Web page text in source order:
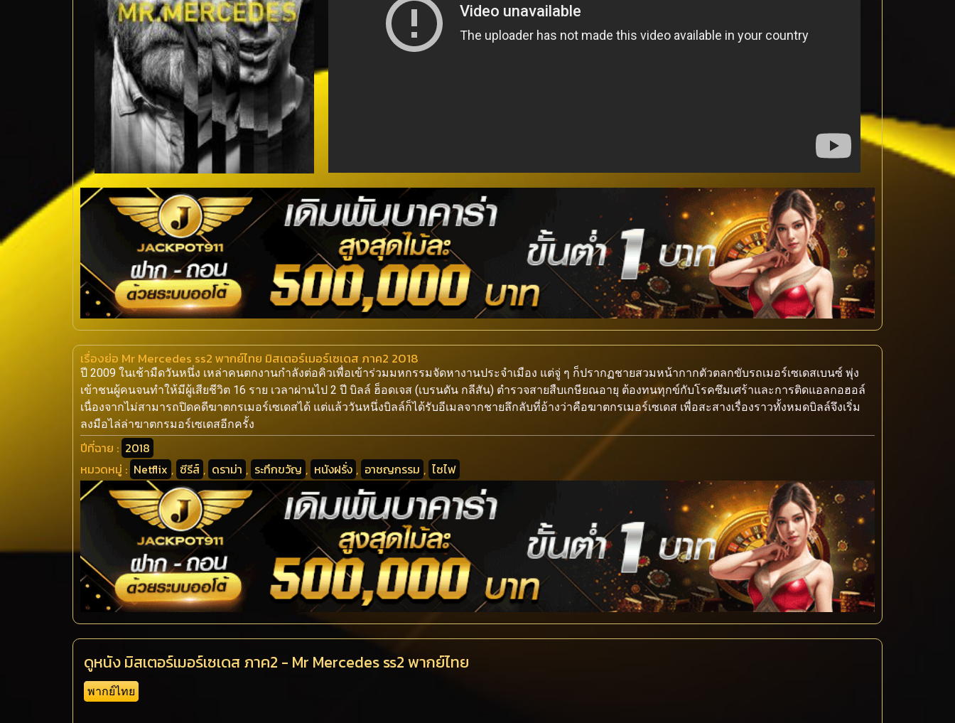
เรื่องย่อ Mr Mercedes ss2 พากย์ไทย มิสเตอร์เมอร์เซเดส ภาค2 2018
ปี 2009 ในเช้ามืดวันหนึ่ง เหล่าคนตกงานกำลังต่อคิวเพื่อเข้าร่วมมหกรรมจัดหางานประจำเมือง แต่จู่ ๆ ก็ปรากฏชายสวมหน้ากากตัวตลกขับรถเมอร์เซเดสเบนซ์ พุ่ง
เข้าชนผู้คนจนทำให้มีผู้เสียชีวิต 16 ราย เวลาผ่านไป 2 ปี บิลล์ ฮ็อดเจส (เบรนดัน กลีสัน) ตำรวจสายสืบเกษียณอายุ ต้องทนทุกข์กับโรคซึมเศร้าและการติดแอลกอฮอล์
เนื่องจากไม่สามารถปิดคดีฆาตกรเมอร์เซเดสได้ แต่แล้ววันหนึ่งบิลล์ก็ได้รับอีเมลจากชายลึกลับที่อ้างว่าคือฆาตกรเมอร์เซเดส เพื่อสะสางเรื่องราวทั้งหมดบิลล์จึงเริ่ม
ลงมือไล่ล่าฆาตกรมอร์เซเดสอีกครั้ง
ปีที่ฉาย : 2018
หมวดหมู่ : Netflix , ซีรีส์ , ดราม่า , ระทึกขวัญ , หนังฝรั่ง , อาชญกรรม , ไซไฟ
ดูหนัง มิสเตอร์เมอร์เซเดส ภาค2 - Mr Mercedes ss2 พากย์ไทย
พากย์ไทย